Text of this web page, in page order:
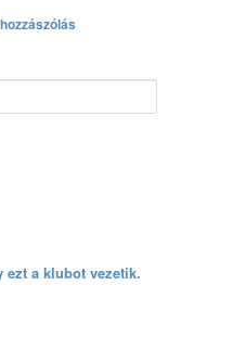
ezt a klubot vezetik.